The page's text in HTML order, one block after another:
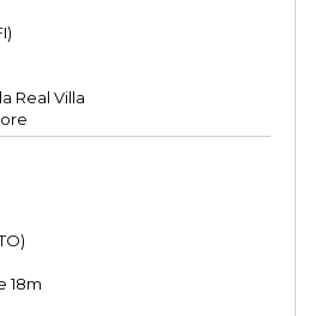
Real Villa
18m